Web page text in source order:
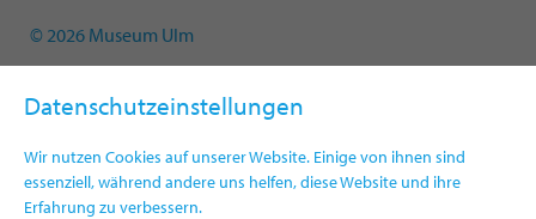
Datenschutzeinstellungen
Wir nutzen Cookies auf unserer Website. Einige von ihnen sind
essenziell, während andere uns helfen, diese Website und ihre
Erfahrung zu verbessern.
© 2026 Museum Ulm